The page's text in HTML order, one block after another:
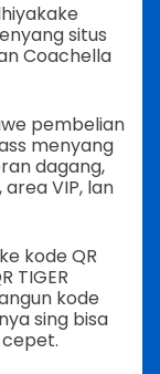
situs
Coachella
pembelian
menyang
dagang,
VIP, lan
kode QR
TIGER
kode
sing bisa
cepet.